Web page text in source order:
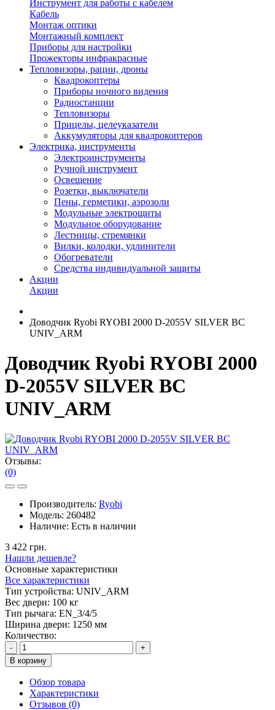
Инструмент для работы с кабелем
Кабель
Монтаж оптики
Монтажный комплект
Приборы для настройки
Прожекторы инфракрасные
Тепловизоры, рации, дроны
Квадрокоптеры
Приборы ночного видения
Радиостанции
Тепловизоры
Прицелы, целеуказатели
Аккумуляторы для квадрокоптеров
Электрика, инструменты
Электроинструменты
Ручной инструмент
Освещение
Розетки, выключатели
Пены, герметики, аэрозоли
Модульные электрощиты
Модульное оборудование
Лестницы, стремянки
Вилки, колодки, удлинители
Обогреватели
Средства индивидуальной защиты
Акции
Акции
Доводчик Ryobi RYOBI 2000 D-2055V SILVER BC
UNIV_ARM
Доводчик Ryobi RYOBI 2000
D-2055V SILVER BC
UNIV_ARM
Отзывы:
(0)
Производитель: Ryobi
Модель: 260482
Наличие: Есть в наличии
3 422 грн.
Нашли дешевле?
Основные характеристики
Все характеристики
Тип устройства: UNIV_ARM
Вес двери: 100 кг
Тип рычага: EN_3/4/5
Ширина двери: 1250 мм
Количество:
-
+
В корзину
Обзор товара
Характеристики
Отзывов (0)